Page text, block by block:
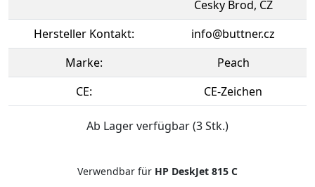
Cesky Brod, CZ
Hersteller Kontakt:
info@buttner.cz
Marke:
Peach
CE:
CE-Zeichen
Ab Lager verfügbar (3 Stk.)
Verwendbar für HP DeskJet 815 C